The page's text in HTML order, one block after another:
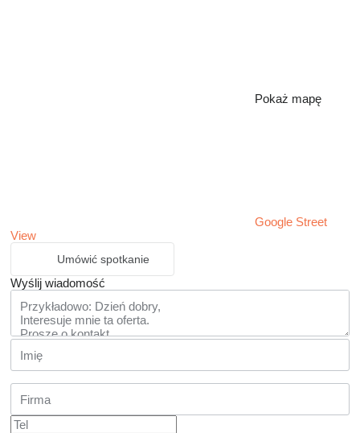
Pokaż mapę
Google Street
View
Umówić spotkanie
Wyślij wiadomość